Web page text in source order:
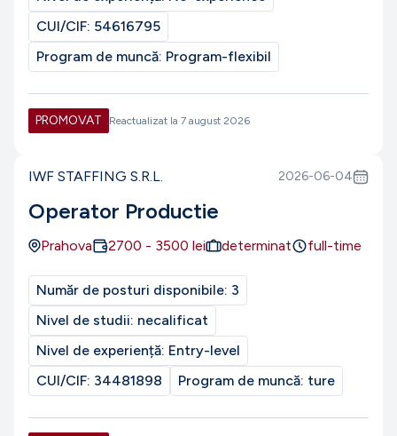
CUI/CIF: 54616795
Program de muncă: Program-flexibil
PROMOVAT Reactualizat la 7 august 2026
IWF STAFFING S.R.L. 2026-06-04
Operator Productie
Prahova 2700 - 3500 lei determinat full-time
Număr de posturi disponibile: 3
Nivel de studii: necalificat
Nivel de experiență: Entry-level
CUI/CIF: 34481898 Program de muncă: ture